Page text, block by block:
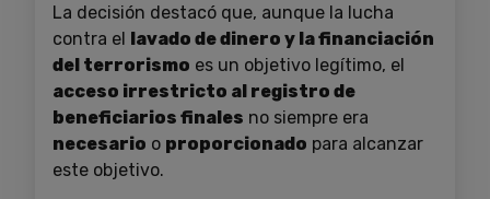
La decisión destacó que, aunque la lucha
contra el lavado de dinero y la financiación
del terrorismo es un objetivo legítimo, el
acceso irrestricto al registro de
beneficiarios finales no siempre era
necesario o proporcionado para alcanzar
este objetivo.